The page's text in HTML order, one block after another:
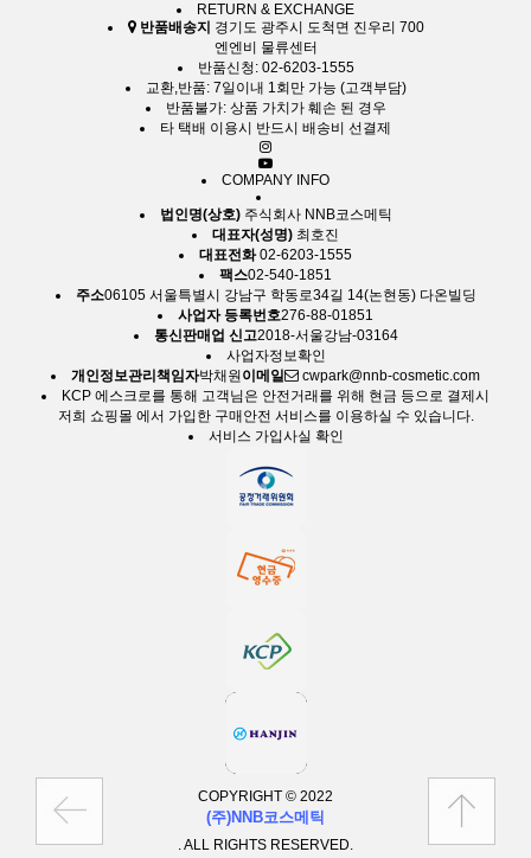
RETURN & EXCHANGE
반품배송지 경기도 광주시 도척면 진우리 700
엔엔비 물류센터
반품신청: 02-6203-1555
교환,반품: 7일이내 1회만 가능 (고객부담)
반품불가: 상품 가치가 훼손 된 경우
타 택배 이용시 반드시 배송비 선결제
COMPANY INFO
법인명(상호) 주식회사 NNB코스메틱
대표자(성명) 최호진
대표전화 02-6203-1555
팩스02-540-1851
주소06105 서울특별시 강남구 학동로34길 14(논현동) 다온빌딩
사업자 등록번호276-88-01851
통신판매업 신고2018-서울강남-03164
사업자정보확인
개인정보관리책임자박채원 이메일
cwpark@nnb-cosmetic.com
KCP 에스크로를 통해 고객님은 안전거래를 위해 현금 등으로 결제시
저희 쇼핑몰 에서 가입한 구매안전 서비스를 이용하실 수 있습니다.
서비스 가입사실 확인
COPYRIGHT © 2022
(주)NNB코스메틱
. ALL RIGHTS RESERVED.